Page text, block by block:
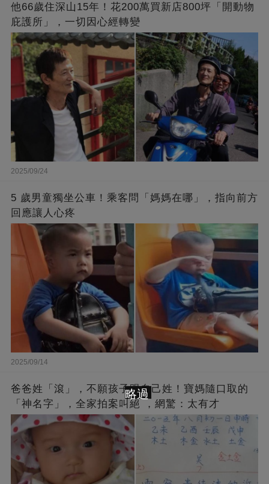
他66歲住深山15年！花200萬買新店800坪「開動物
庇護所」，一切因心經轉變
2025/09/24
5 歲男童獨坐公車！乘客問「媽媽在哪」，指向前方
回應讓人心疼
2025/09/14
爸爸姓「滾」，不願孩子跟自己姓！寶媽隨口取的
「神名字」，全家拍案叫絕 ，網驚：太有才
略過